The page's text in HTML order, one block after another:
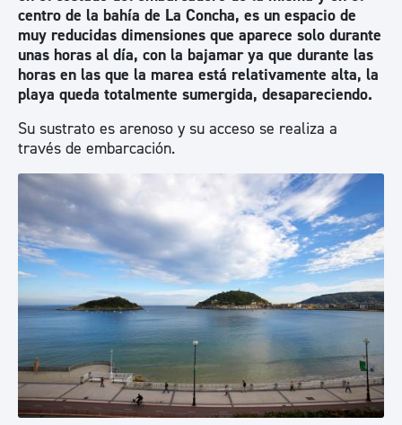
centro de la bahía de La Concha, es un espacio de
muy reducidas dimensiones que aparece solo durante
unas horas al día, con la bajamar ya que durante las
horas en las que la marea está relativamente alta, la
playa queda totalmente sumergida, desapareciendo.
Su sustrato es arenoso y su acceso se realiza a
través de embarcación.